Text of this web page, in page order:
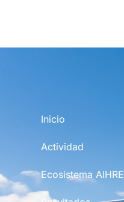
Inicio
Actividad
Ecosistema AIHRE